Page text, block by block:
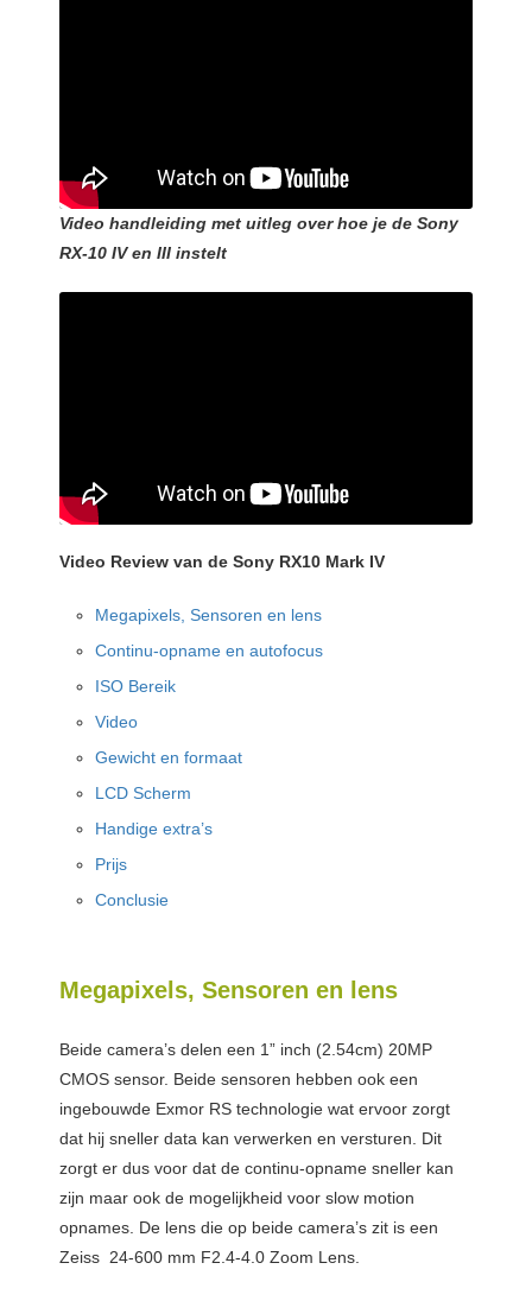
Video handleiding met uitleg over hoe je de Sony
RX-10 IV en III instelt
Video Review van de Sony RX10 Mark IV
Megapixels, Sensoren en lens
Continu-opname en autofocus
ISO Bereik
Video
Gewicht en formaat
LCD Scherm
Handige extra’s
Prijs
Conclusie
Megapixels, Sensoren en lens
Beide camera’s delen een 1” inch (2.54cm) 20MP
CMOS sensor. Beide sensoren hebben ook een
ingebouwde Exmor RS technologie wat ervoor zorgt
dat hij sneller data kan verwerken en versturen. Dit
zorgt er dus voor dat de continu-opname sneller kan
zijn maar ook de mogelijkheid voor slow motion
opnames. De lens die op beide camera’s zit is een
Zeiss 24-600 mm F2.4-4.0 Zoom Lens.